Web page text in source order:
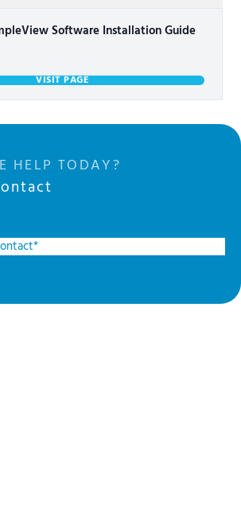
Software Installation Guide
VISIT PAGE
HELP TODAY?